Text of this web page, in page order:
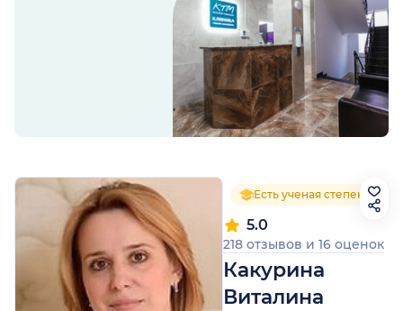
Есть ученая степень
Какурина
Виталина
5.0
218 отзывов и 16 оценок